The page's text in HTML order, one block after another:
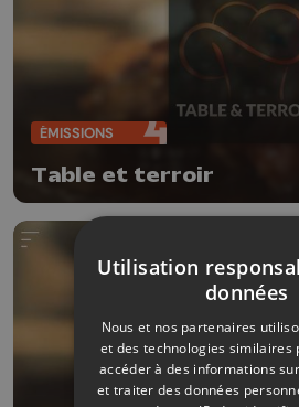
ÉMISSIONS
Table et terroir
Utilisation
données
Nous et nos partenaires
et des technologies similaires
accéder à des informations
et traiter des données